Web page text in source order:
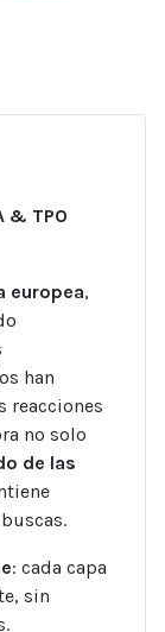
& TPO
europea,
han
reacciones
no solo
de las
: cada capa
sin